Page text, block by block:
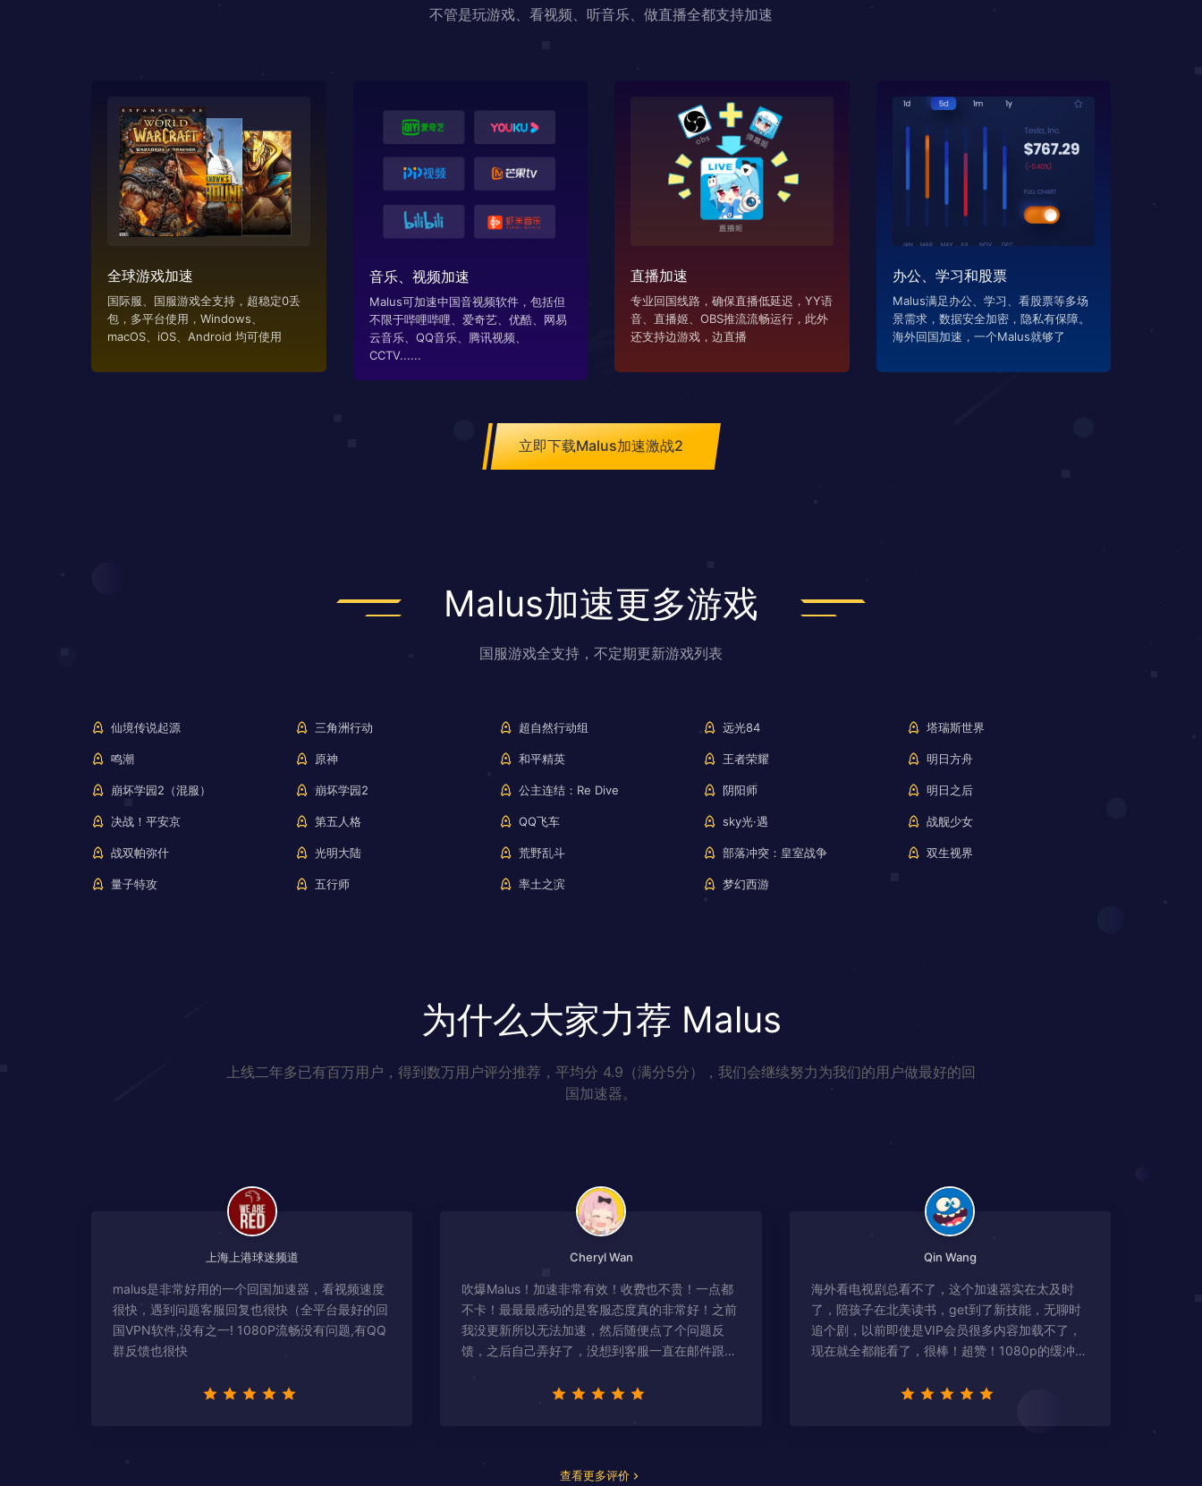
不管是玩游戏、看视频、听音乐、做直播全都支持加速
全球游戏加速
国际服、国服游戏全支持，超稳定0丢
包，多平台使用，Windows、
macOS、iOS、Android 均可使用
音乐、视频加速
Malus可加速中国音视频软件，包括但
不限于哔哩哔哩、爱奇艺、优酷、网易
云音乐、QQ音乐、腾讯视频、
CCTV......
直播加速
专业回国线路，确保直播低延迟，YY语
音、直播姬、OBS推流流畅运行，此外
还支持边游戏，边直播
办公、学习和股票
Malus满足办公、学习、看股票等多场
景需求，数据安全加密，隐私有保障。
海外回国加速，一个Malus就够了
立即下载Malus加速激战2
Malus加速更多游戏
国服游戏全支持，不定期更新游戏列表
仙境传说起源 三角洲行动 超自然行动组 远光84 塔瑞斯世界
鸣潮 原神 和平精英 王者荣耀 明日方舟
崩坏学园2（混服） 崩坏学园2 公主连结：Re Dive 阴阳师 明日之后
决战！平安京 第五人格 QQ飞车 sky光·遇 战舰少女
战双帕弥什 光明大陆 荒野乱斗 部落冲突：皇室战争 双生视界
量子特攻 五行师 率土之滨 梦幻西游
为什么大家力荐 Malus
上线二年多已有百万用户，得到数万用户评分推荐，平均分 4.9（满分5分），我们会继续努力为我们的用户做最好的回
国加速器。
上海上港球迷频道
malus是非常好用的一个回国加速器，看视频速度
很快，遇到问题客服回复也很快（全平台最好的回
国VPN软件,没有之一! 1080P流畅没有问题,有QQ
群反馈也很快
Cheryl Wan
吹爆Malus！加速非常有效！收费也不贵！一点都
不卡！最最最感动的是客服态度真的非常好！之前
我没更新所以无法加速，然后随便点了个问题反
馈，之后自己弄好了，没想到客服一直在邮件跟
Qin Wang
海外看电视剧总看不了，这个加速器实在太及时
了，陪孩子在北美读书，get到了新技能，无聊时
追个剧，以前即使是VIP会员很多内容加载不了，
现在就全都能看了，很棒！超赞！1080p的缓冲完
查看更多评价